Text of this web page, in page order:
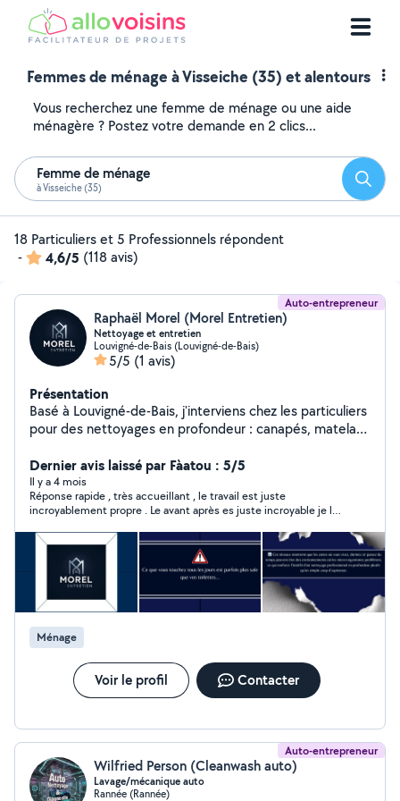
Femmes de ménage à Visseiche (35) et alentours
Vous recherchez une femme de ménage ou une aide
ménagère ? Postez votre demande en 2 clics...
Femme de ménage
à Visseiche (35)
18 Particuliers et 5 Professionnels répondent
-
4,6/5 (118 avis)
Auto-entrepreneur
Raphaël Morel (Morel Entretien)
Nettoyage et entretien
Louvigné-de-Bais (Louvigné-de-Bais)
5/5 (1 avis)
Présentation
Basé à Louvigné-de-Bais, j'interviens chez les particuliers
pour des nettoyages en profondeur : canapés, matelas,
enlever ce qu'on ne voit pas, redonner une vraie
propreté et prolonger la durée de vie de vos surfaces.
J'utilise du matériel professionnel pour un résultat
efficace et soigné. Toutes les prestations à domicile
pour les particuliers sont remboursées à 50 % grâce au
crédit d'impôt. Concrètement, vous ne payez que la
moitié, le reste est pris en charge par l'État, avec
possibilité d'avance immédiate.
Dernier avis laissé par Fàatou : 5/5
Il y a 4 mois
Réponse rapide , très accueillant , le travail est juste
incroyablement propre . Le avant après es juste incroyable je le
Ménage
Voir le profil Contacter
Auto-entrepreneur
Wilfried Person (Cleanwash auto)
Lavage/mécanique auto
Rannée (Rannée)